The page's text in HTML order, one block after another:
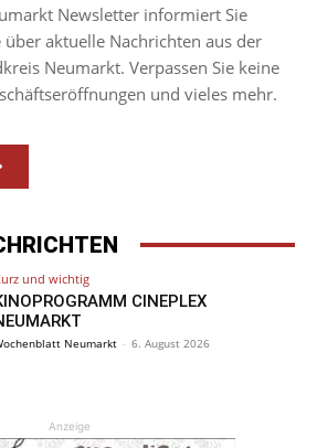
Newsletter informiert Sie
aktuelle Nachrichten aus der
Neumarkt. Verpassen Sie keine
und vieles mehr.
und wichtig
CINEPLEX
Neumarkt - 6. August 2026
Anzeige